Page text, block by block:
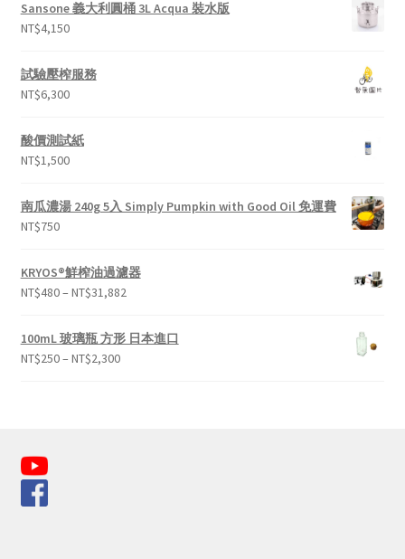
Sansone 義大利圓桶 3L Acqua 裝水版
NT$4,150
試驗壓榨服務
NT$6,300
酸價測試紙
NT$1,500
南瓜濃湯 240g 5入 Simply Pumpkin with Good Oil 免運費
NT$750
KRYOS®鮮榨油過濾器
NT$480– NT$31,882
100mL 玻璃瓶 方形 日本進口
NT$250– NT$2,300